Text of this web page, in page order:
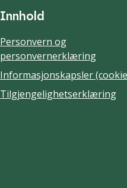
Innhold
Personvern og
personvernerklæring
Informasjonskapsler
Tilgjengelighetserklæring